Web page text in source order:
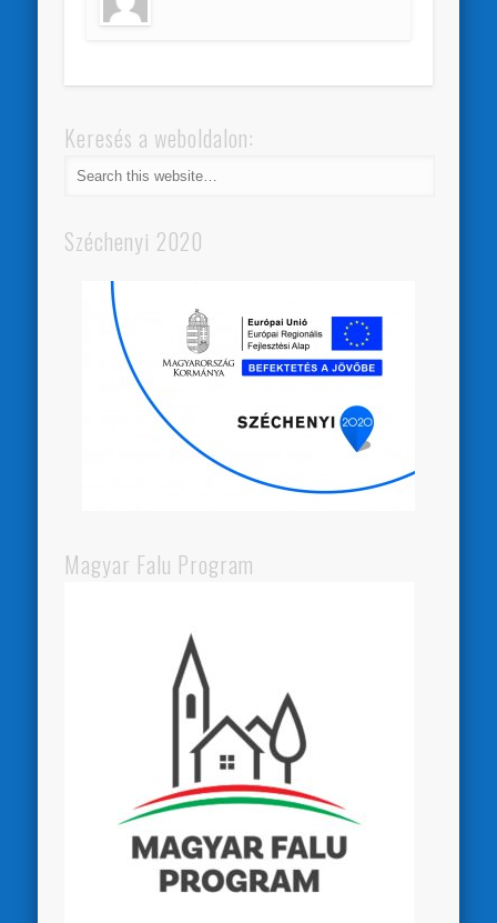
Keresés a weboldalon:
Széchenyi 2020
Magyar Falu Program